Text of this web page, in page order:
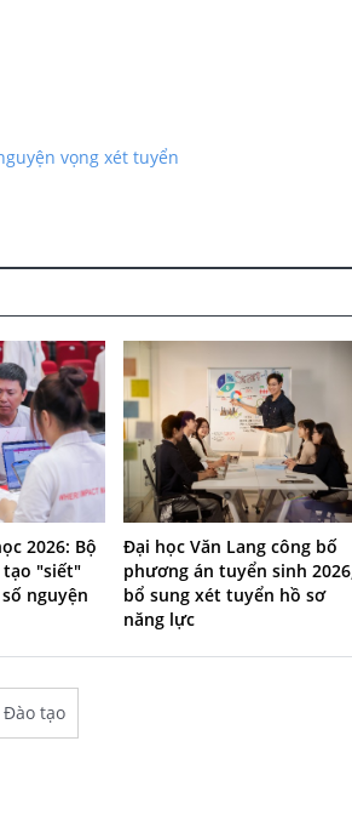
vọng xét tuyển
2026: Bộ
tạo "siết"
nguyện
Đại học Văn Lang công bố
phương án tuyển sinh 2026,
bổ sung xét tuyển hồ sơ
năng lực
Đào tạo